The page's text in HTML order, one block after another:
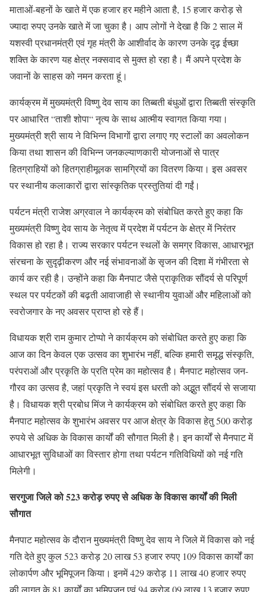
माताओं-बहनों के खाते में एक हजार हर महीने आता है, 15 हजार करोड़ से
ज्यादा रुपए उनके खाते में जा चुका है। आप लोगों ने देखा है कि 2 साल में
यशस्वी प्रधानमंत्री एवं गृह मंत्री के आशीर्वाद के कारण उनके दृढ़ ईच्छा
शक्ति के कारण यह क्षेत्र नक्सवाद से मुक्त हो रहा है। मैं अपने प्रदेश के
जवानों के साहस को नमन करता हूं।
कार्यक्रम में मुख्यमंत्री विष्णु देव साय का तिब्बती बंधुओं द्वारा तिब्बती संस्कृति
पर आधारित “ताशी शोपा“ नृत्य के साथ आत्मीय स्वागत किया गया।
मुख्यमंत्री श्री साय ने विभिन्न विभागों द्वारा लगाए गए स्टालों का अवलोकन
किया तथा शासन की विभिन्न जनकल्याणकारी योजनाओं से पात्र
हितग्राहियों को हितग्राहीमूलक सामग्रियों का वितरण किया। इस अवसर
पर स्थानीय कलाकारों द्वारा सांस्कृतिक प्रस्तुतियां दी गईं।
पर्यटन मंत्री राजेश अग्रवाल ने कार्यक्रम को संबोधित करते हुए कहा कि
मुख्यमंत्री विष्णु देव साय के नेतृत्व में प्रदेश में पर्यटन के क्षेत्र में निरंतर
विकास हो रहा है। राज्य सरकार पर्यटन स्थलों के समग्र विकास, आधारभूत
संरचना के सुदृढ़ीकरण और नई संभावनाओं के सृजन की दिशा में गंभीरता से
कार्य कर रही है। उन्होंने कहा कि मैनपाट जैसे प्राकृतिक सौंदर्य से परिपूर्ण
स्थल पर पर्यटकों की बढ़ती आवाजाही से स्थानीय युवाओं और महिलाओं को
स्वरोजगार के नए अवसर प्राप्त हो रहे हैं।
विधायक श्री राम कुमार टोप्पो ने कार्यक्रम को संबोधित करते हुए कहा कि
आज का दिन केवल एक उत्सव का शुभारंभ नहीं, बल्कि हमारी समृद्ध संस्कृति,
परंपराओं और प्रकृति के प्रति प्रेम का महोत्सव है। मैनपाट महोत्सव जन-
गौरव का उत्सव है, जहां प्रकृति ने स्वयं इस धरती को अद्भुत सौंदर्य से सजाया
है। विधायक श्री प्रबोध मिंज ने कार्यक्रम को संबोधित करते हुए कहा कि
मैनपाट महोत्सव के शुभारंभ अवसर पर आज क्षेत्र के विकास हेतु 500 करोड़
रुपये से अधिक के विकास कार्यों की सौगात मिली है। इन कार्यों से मैनपाट में
आधारभूत सुविधाओं का विस्तार होगा तथा पर्यटन गतिविधियों को नई गति
मिलेगी।
सरगुजा जिले को 523 करोड़ रुपए से अधिक के विकास कार्यों की मिली
सौगात
मैनपाट महोत्सव के दौरान मुख्यमंत्री विष्णु देव साय ने जिले में विकास को नई
गति देते हुए कुल 523 करोड़ 20 लाख 53 हजार रुपए 109 विकास कार्यों का
लोकार्पण और भूमिपूजन किया। इनमें 429 करोड़ 11 लाख 40 हजार रुपए